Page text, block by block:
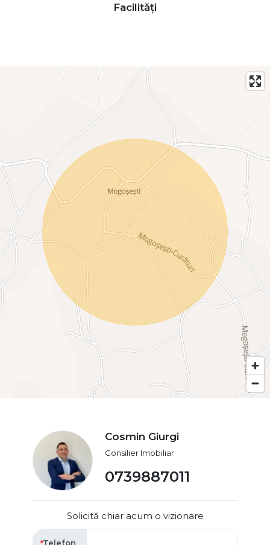
Hol
Spațiu pentru depozitare
📍 Avantaje și localizare:
Doar 40 m până la asfalt
Zonă de case liniștită și curată
Foarte aproape de mijloace de transport
1,2 km până la Lidl Miroslava
Acces rapid către Family Market, școli și grădinițe
✨ O locuință ideală pentru o familie care caută confort, spațiu
și liniște, fără a renunța la proximitatea față de oraș.
📞 Pentru mai multe informații și programarea unei vizionări,
contactați Cabinet Imobiliar.
Facilități
Cosmin Giurgi
Consilier Imobiliar
0739887011
Solicită chiar acum o vizionare
Telefon